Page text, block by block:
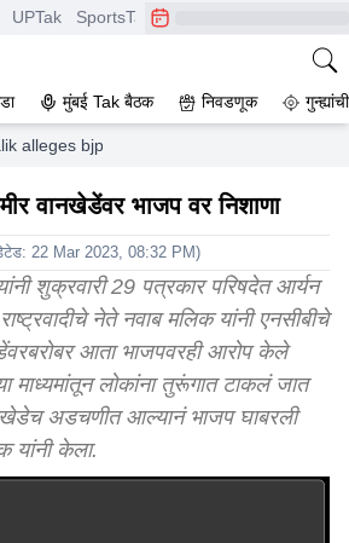
UPTak SportsTak CrimeTak
मुंबई Tak बैठक निवडणूक
alleges bjp on sameer wankhede says
वानखेडेंवर भाजप वर निशाणा
22 Mar 2023, 08:32 PM)
शुक्रवारी 29 पत्रकार परिषदेत आर्यन
नेते नवाब मलिक यांनी एनसीबीचे
आता भाजपवरही आरोप केले
माध्यमांतून लोकांना तुरूंगात टाकलं जात
अडचणीत आल्यानं भाजप घाबरली
यांनी केला.